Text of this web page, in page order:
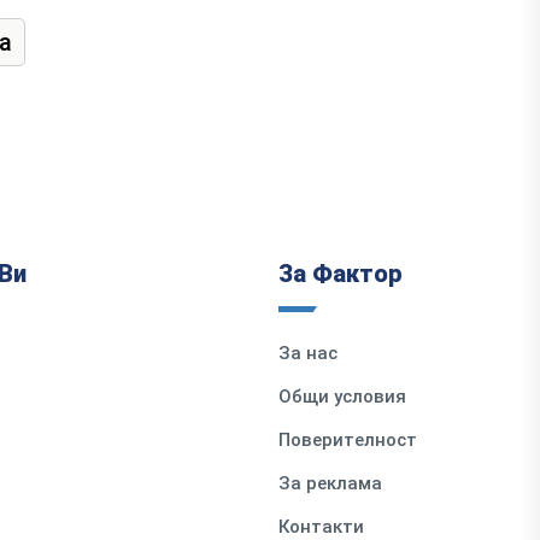
За Фактор
За нас
Общи условия
Поверителност
За реклама
Контакти